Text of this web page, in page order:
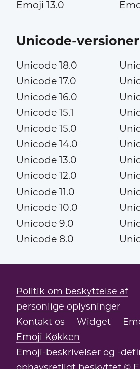
Emoji 13.0
Unicode-versioner
Unicode 18.0
Unicode 17.0
Unicode 16.0
Unicode 15.1
Unicode 15.0
Unicode 14.0
Unicode 13.0
Unicode 12.0
Unicode 11.0
Unicode 10.0
Unicode 9.0
Unicode 8.0
Politik om beskyttelse af
personlige oplysninger
Kontakt os
Widget
Emoji Køkken
Emoji-beskrivelser og -